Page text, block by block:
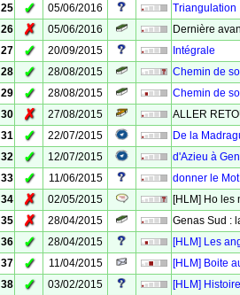
25
✓ 05/06/2016
Triangulation
26
✗ 05/06/2016
Dernière
27
✓ 20/09/2015
Intégrale
28
✓ 28/08/2015
Chemin de
29
✓ 28/08/2015
Chemin de
30
✗ 27/08/2015
ALLER
31
✓ 22/07/2015
De la
32
✓ 12/07/2015
d'Azieu à
33
✓ 11/06/2015
donner le
34
✗ 02/05/2015
[HLM] Ho les
35
✗ 28/04/2015
Genas Sud :
36
✓ 28/04/2015
[HLM] Les
37
✓ 11/04/2015
[HLM] Boite
38
✓ 03/02/2015
[HLM]